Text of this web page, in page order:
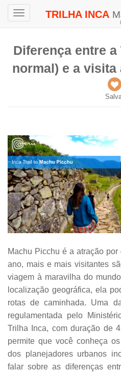
Toggle
TRILHA INCA
Diferença entre
normal) e a visita
Machu Picchu é a atração
ano, mais e mais visitantes
viagem à maravilha do
localização geográfica, ela
rotas de caminhada. Uma
regulamentada pelo
Trilha Inca, com duração de
permite que você conheça
dos planejadores urbanos
falar sobre as diferenças